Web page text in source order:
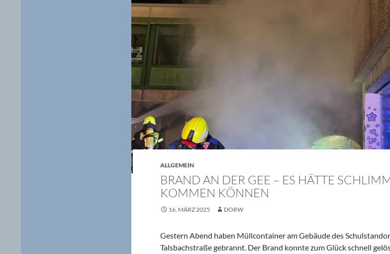
ALLGEMEIN
BRAND AN DER GEE – ES HÄTTE
KOMMEN KÖNNEN
16. MÄRZ 2025 DORW
Gestern Abend haben Müllcontainer am Gebäude des
Talsbachstraße gebrannt. Der Brand konnte zum Glück schnell